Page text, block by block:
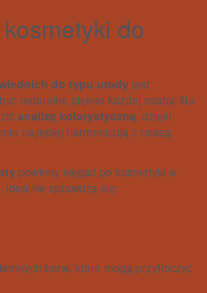
do
do typu urody jest
naturalne piękno każdej osoby. Na
analizę kolorystyczną, dzięki
najlepiej harmonizują z naszą
powinny sięgać po kosmetyki w
Idealnie sprawdzą się:
barw, które mogą przytłoczyć